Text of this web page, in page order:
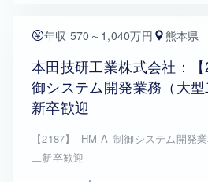
年収 570～1,040万円 熊本県
本田技研工業株式会社：
御システム開発業務（大
新卒歓迎
【2187】_HM-A_制御システム開発
二新卒歓迎